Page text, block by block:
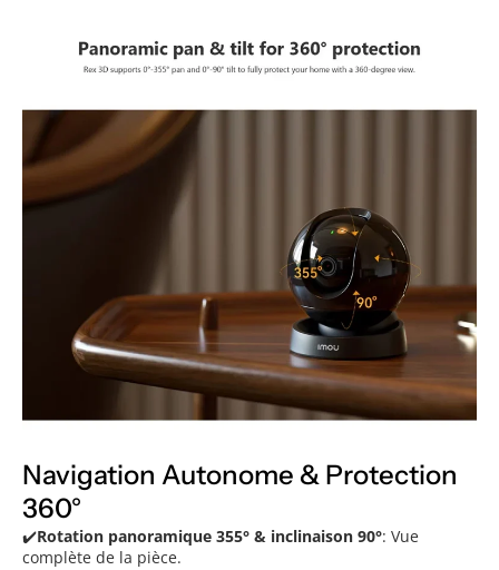
Navigation Autonome & Protection
360°
✔️Rotation panoramique 355° & inclinaison 90°: Vue
complète de la pièce.